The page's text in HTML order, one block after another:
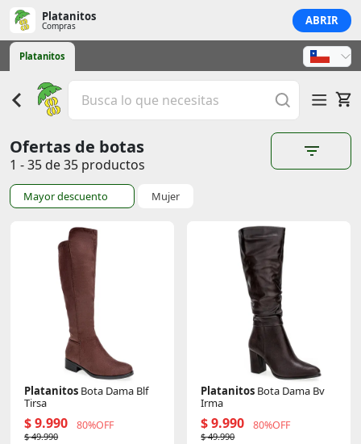
Platanitos
Compras ABRIR
Platanitos
Ofertas de botas
1 - 35 de 35 productos
Mayor descuento Mujer
Platanitos Bota Dama Blf
Tirsa
$ 9.990 80%OFF
$ 49.990
Platanitos Bota Dama Bv
Irma
$ 9.990 80%OFF
$ 49.990